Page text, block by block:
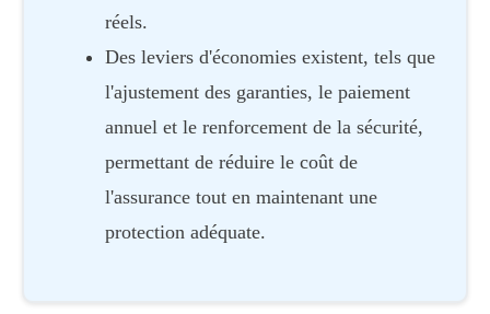
réels.
Des leviers d'économies existent, tels que
l'ajustement des garanties, le paiement
annuel et le renforcement de la sécurité,
permettant de réduire le coût de
l'assurance tout en maintenant une
protection adéquate.